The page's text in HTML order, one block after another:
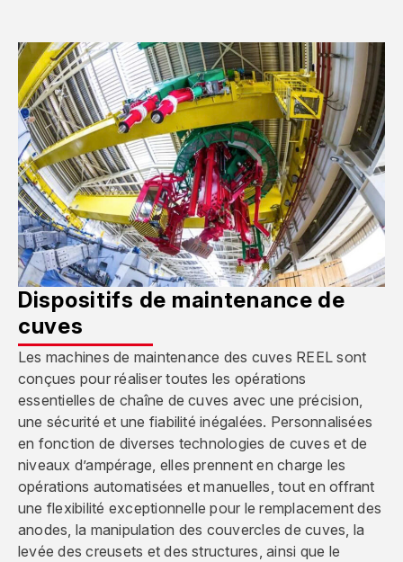
Dispositifs de maintenance de
cuves
Les machines de maintenance des cuves REEL sont
conçues pour réaliser toutes les opérations
essentielles de chaîne de cuves avec une précision,
une sécurité et une fiabilité inégalées. Personnalisées
en fonction de diverses technologies de cuves et de
niveaux d’ampérage, elles prennent en charge les
opérations automatisées et manuelles, tout en offrant
une flexibilité exceptionnelle pour le remplacement des
anodes, la manipulation des couvercles de cuves, la
levée des creusets et des structures, ainsi que le